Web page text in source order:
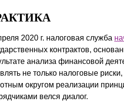
2020 г. налоговая служба
контрактов,
анализа финансовой
не только налоговые
округом реализации
велся диалог.